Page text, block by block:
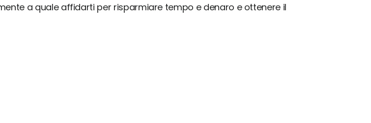
a quale affidarti per risparmiare tempo e denaro e ottenere il